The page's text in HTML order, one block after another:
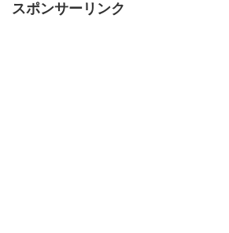
スポンサーリンク